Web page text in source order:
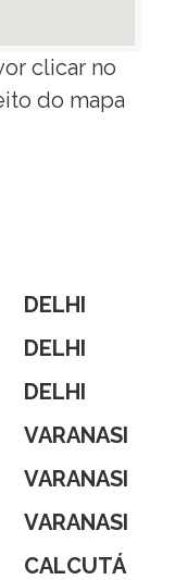
clicar no
do mapa
DELHI
DELHI
DELHI
VARANASI
VARANASI
VARANASI
CALCUTÁ